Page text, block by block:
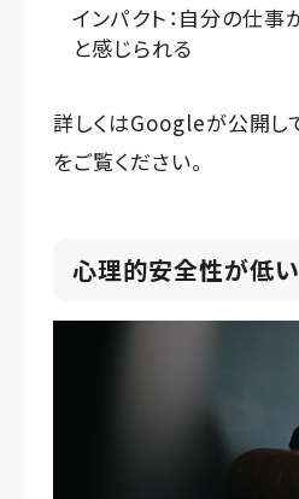
インパクト：自分の仕
と感じられる
詳しくはGoogleが公開し
をご覧ください。
心理的安全性が低